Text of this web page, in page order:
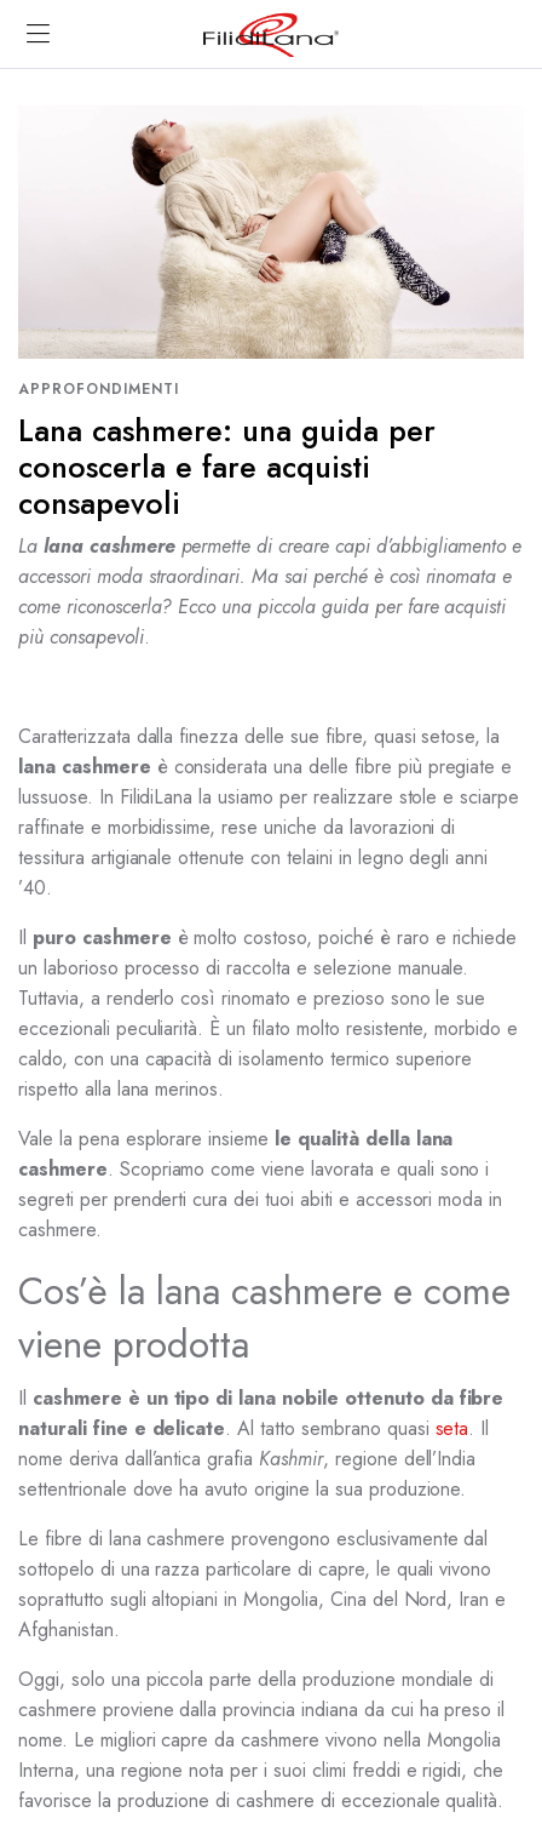
APPROFONDIMENTI
Lana cashmere: una guida per
conoscerla e fare acquisti
consapevoli
La lana cashmerepermette di creare capi d’abbigliamento e
accessori moda straordinari. Ma sai perché è così rinomata e
come riconoscerla? Ecco una piccola guida per fare acquisti
più consapevoli.
Caratterizzata dalla finezza delle sue fibre, quasi setose, la
lana cashmere è considerata una delle fibre più pregiate e
lussuose. In FilidiLana la usiamo per realizzare stole e sciarpe
raffinate e morbidissime, rese uniche da lavorazioni di
tessitura artigianale ottenute con telaini in legno degli anni
’40.
Il puro cashmere è molto costoso, poiché è raro e richiede
un laborioso processo di raccolta e selezione manuale.
Tuttavia, a renderlo così rinomato e prezioso sono le sue
eccezionali peculiarità. È un filato molto resistente, morbido e
caldo, con una capacità di isolamento termico superiore
rispetto alla lana merinos.
Vale la pena esplorare insieme le qualità della lana
cashmere. Scopriamo come viene lavorata e quali sono i
segreti per prenderti cura dei tuoi abiti e accessori moda in
cashmere.
Cos’è la lana cashmere e come
viene prodotta
Il cashmere è un tipo di lana nobile ottenuto da fibre
naturali fine e delicate. Al tatto sembrano quasi seta. Il
nome deriva dall’antica grafia Kashmir, regione dell’India
settentrionale dove ha avuto origine la sua produzione.
Le fibre di lana cashmere provengono esclusivamente dal
sottopelo di una razza particolare di capre, le quali vivono
soprattutto sugli altopiani in Mongolia, Cina del Nord, Iran e
Afghanistan.
Oggi, solo una piccola parte della produzione mondiale di
cashmere proviene dalla provincia indiana da cui ha preso il
nome. Le migliori capre da cashmere vivono nella Mongolia
Interna, una regione nota per i suoi climi freddi e rigidi, che
favorisce la produzione di cashmere di eccezionale qualità.